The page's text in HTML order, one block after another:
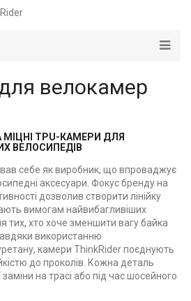
велокамер
МІЦНІ TPU-КАМЕРИ ДЛЯ
ВЕЛОСИПЕДІВ
себе як виробник, що впроваджує
аксесуари. Фокус бренду на
дозволив створити лінійку
вимогам найвибагливіших
тих, хто хоче зменшити вагу байка
використанню
камери ThinkRider поєднують
до проколів. Кожна деталь
на трасі або під час шосейного